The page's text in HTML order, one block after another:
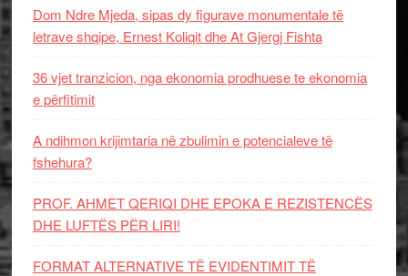
Dom Ndre Mjeda, sipas dy figurave monumentale të
letrave shqipe, Ernest Koliqit dhe At Gjergj Fishta
36 vjet tranzicion, nga ekonomia prodhuese te ekonomia
e përfitimit
A ndihmon krijimtaria në zbulimin e potencialeve të
fshehura?
PROF. AHMET QERIQI DHE EPOKA E REZISTENCЁS
DHE LUFTЁS PЁR LIRI!
FORMAT ALTERNATIVE TË EVIDENTIMIT TË